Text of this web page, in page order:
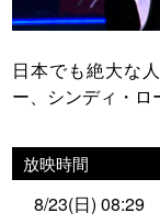
日本でも絶大な
ー、シンディ・ロ
放映時間
8/23(日) 08:29